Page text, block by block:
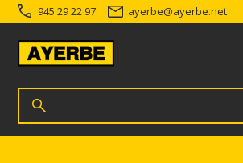
945 29 22 97 ayerbe@ayerbe.net
Recherche de produits